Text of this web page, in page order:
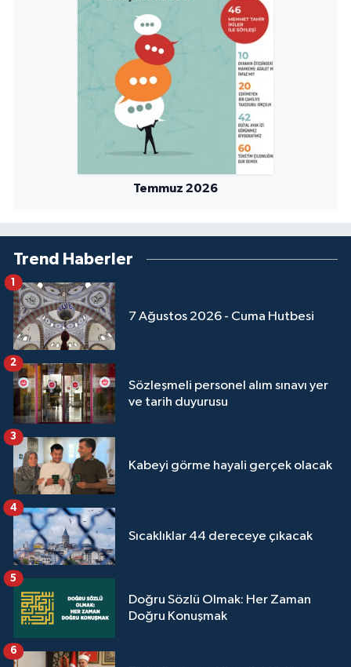
Temmuz 2026
Trend Haberler
7 Ağustos 2026 - Cuma Hutbesi
1
Sözleşmeli personel alım sınavı yer
ve tarih duyurusu
2
Kabeyi görme hayali gerçek olacak
3
Sıcaklıklar 44 dereceye çıkacak
4
Doğru Sözlü Olmak: Her Zaman
Doğru Konuşmak
5
6
Ordu Müftülüğü
Osmaniye Müftülüğü
Rize Müftülüğü
Sakarya Müftülüğü
Sivas Müftülüğü
Şanlıurfa Müftülüğü
Şırnak Müftülüğü
Tekirdağ Müftülüğü
Tokat Müftülüğü
Trabzon Müftülüğü
Tunceli Müftülüğü
Uşak Müftülüğü
Van Müftülüğü